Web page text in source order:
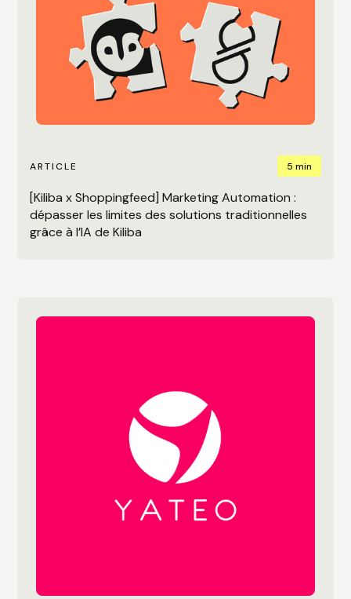
ARTICLE 5 min
[Kiliba x Shoppingfeed] Marketing Automation :
dépasser les limites des solutions traditionnelles
grâce à l’IA de Kiliba